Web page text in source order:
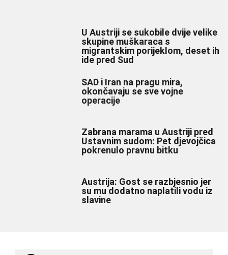
U Austriji se sukobile dvije velike
skupine muškaraca s
migrantskim porijeklom, deset ih
ide pred Sud
SAD i Iran na pragu mira,
okončavaju se sve vojne
operacije
Zabrana marama u Austriji pred
Ustavnim sudom: Pet djevojčica
pokrenulo pravnu bitku
Austrija: Gost se razbjesnio jer
su mu dodatno naplatili vodu iz
slavine